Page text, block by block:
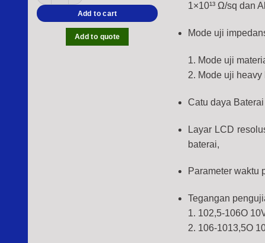
Add to cart
Add to quote
1×10¹³ Ω/sq dan
Mode uji
1. Mode uji
2. Mode uji
Catu daya
Layar LCD
baterai,
Parameter waktu
Tegangan
1. 102,5-106O
2. 106-1013,5O